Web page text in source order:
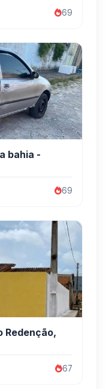
69
bahia -
69
Redenção,
67